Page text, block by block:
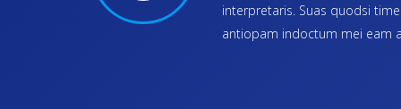
interpretaris. Suas quodsi
antiopam indoctum mei eam